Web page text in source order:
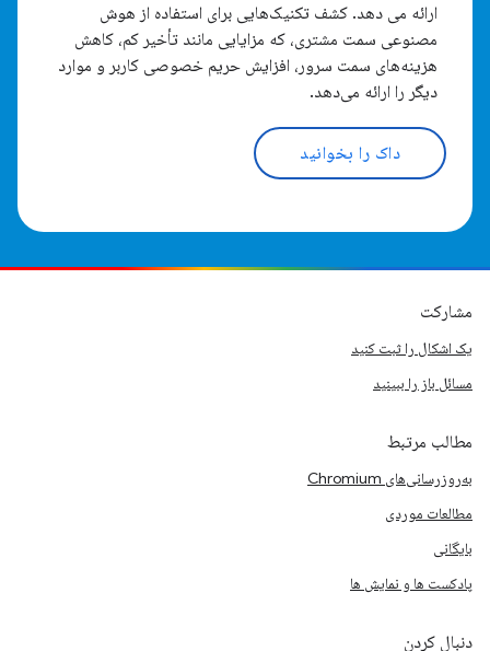
ارائه می دهد. کشف تکنیک‌هایی برای استفاده از هوش
مصنوعی سمت مشتری، که مزایایی مانند تأخیر کم، کاهش
هزینه‌های سمت سرور، افزایش حریم خصوصی کاربر و موارد
دیگر را ارائه می‌دهد.
داک را بخوانید
مشارکت
یک اشکال را ثبت کنید
مسائل باز را ببینید
مطالب مرتبط
به‌روزرسانی‌های Chromium
مطالعات موردی
بایگانی
پادکست ها و نمایش ها
دنبال کردن